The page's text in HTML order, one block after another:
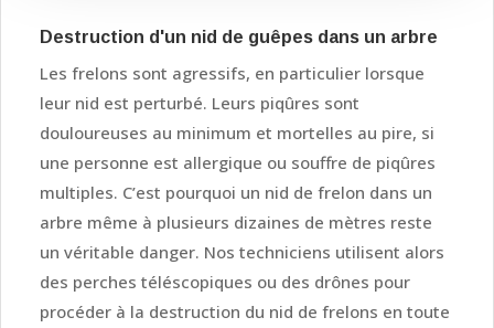
Destruction d'un nid de guêpes dans un arbre
Les frelons sont agressifs, en particulier lorsque
leur nid est perturbé. Leurs piqûres sont
douloureuses au minimum et mortelles au pire, si
une personne est allergique ou souffre de piqûres
multiples. C’est pourquoi un nid de frelon dans un
arbre même à plusieurs dizaines de mètres reste
un véritable danger. Nos techniciens utilisent alors
des perches téléscopiques ou des drônes pour
procéder à la destruction du nid de frelons en toute